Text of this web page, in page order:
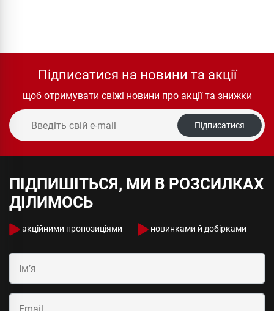
Підписатися на новини та акції
щоб отримувати свіжі новини про акції та знижки
Підписатися
ПІДПИШІТЬСЯ, МИ В РОЗСИЛКАХ
ДІЛИМОСЬ
акційними пропозиціями новинками й добірками